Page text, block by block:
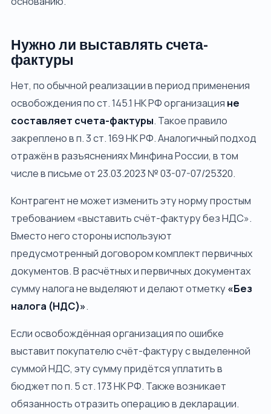
Нужно ли выставлять счета-
фактуры
Нет, по обычной реализации в период применения
освобождения по ст. 145.1 НК РФ организация не
составляет счета-фактуры. Такое правило
закреплено в п. 3 ст. 169 НК РФ. Аналогичный подход
отражён в разъяснениях Минфина России, в том
числе в письме от 23.03.2023 № 03-07-07/25320.
Контрагент не может изменить эту норму простым
требованием «выставить счёт-фактуру без НДС».
Вместо него стороны используют
предусмотренный договором комплект первичных
документов. В расчётных и первичных документах
сумму налога не выделяют и делают отметку «Без
налога (НДС)».
Если освобождённая организация по ошибке
выставит покупателю счёт-фактуру с выделенной
суммой НДС, эту сумму придётся уплатить в
бюджет по п. 5 ст. 173 НК РФ. Также возникает
обязанность отразить операцию в декларации.